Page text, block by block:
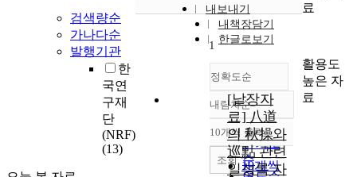
검색량순
가나다순
발행기관
한
국연
구재
단
(NRF)
(13)
내보내기
내책장담기
한글로보기
정확도순
정확도
순
인기도
순
내림차순
내림차순
10개씩 출력
10개씩
조회
1
[낱장자
료] 八道
의 秋操와
巡點 관련
일성록 자
료
활용도
높은 자
료